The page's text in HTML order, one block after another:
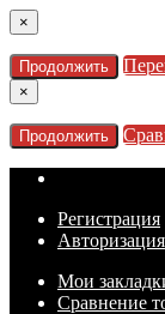
×
Продолжить
×
Продолжить
Регистрация
Авторизация
Мои
Сравнение